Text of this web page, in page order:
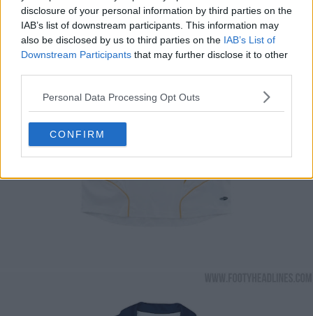
disclosure of your personal information by third parties on the
IAB’s list of downstream participants. This information may
also be disclosed by us to third parties on the IAB’s List of
Downstream Participants that may further disclose it to other
Personal Data Processing Opt Outs
CONFIRM